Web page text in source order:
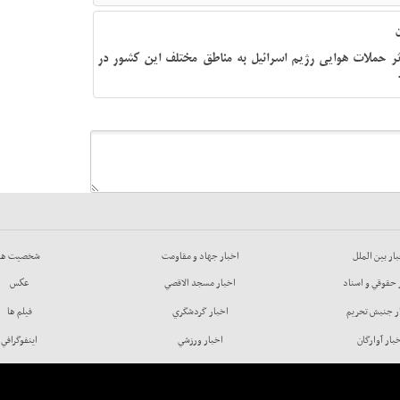
حملات هوایی رژیم اسرائیل به مناطق مختلف این کشور در
بين الملل
حقوقي و اسناد
جنبش تحريم
آوارگان
اخبار جهاد و مقاومت
اخبار مسجد الاقصي
اخبار گردشگري
اخبار ورزشي
شخصيت
عكس
فيلم ها
اينفوگرافي